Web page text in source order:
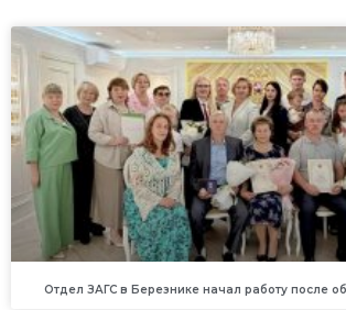
Отдел ЗАГС в Березнике начал работу после